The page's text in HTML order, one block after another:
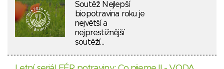
Soutěž Nejlepší
biopotravina roku je
největší a
nejprestižnější
soutěží…